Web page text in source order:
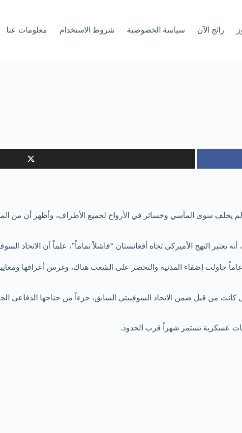
رائج الآن سياسة الخصوصية شروط الاستخدام معلومات عنا
يخلف سوى المآسي وخسائر في الأرواح لجميع الأطراف، وأظهر أن من
النهج الأميركي تجاه أفغانستان “فاشلاً تماماً”، علماً أن الاتحاد
وأضاف بوتين أن “القوات الأميركية كانت موجودة على الأرض لمدة 20 عاماً، وعلى مدى 20 عاماً حاولت إضفاء المدنية والتحضر على
من قبل ضمن الاتحاد السوفييتي السابق، جزءاً من جناحها الدفاعي
عسكرية تستمر شهراً قرب الحدود.